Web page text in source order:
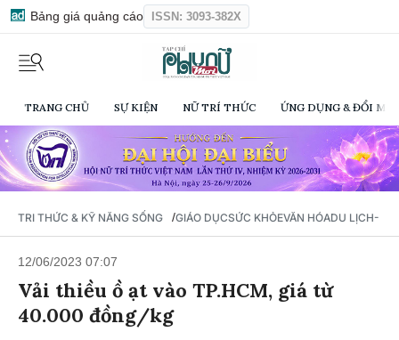
Bảng giá quảng cáo ISSN: 3093-382X
TRANG CHỦ SỰ KIỆN NỮ TRÍ THỨC ỨNG DỤNG & ĐỔI
TRI THỨC & KỸ NĂNG SỐNG /GIÁO DỤCSỨC KHỎEVĂN HÓADU LỊCH-
12/06/2023 07:07
Vải thiều ồ ạt vào TP.HCM, giá từ
40.000 đồng/kg